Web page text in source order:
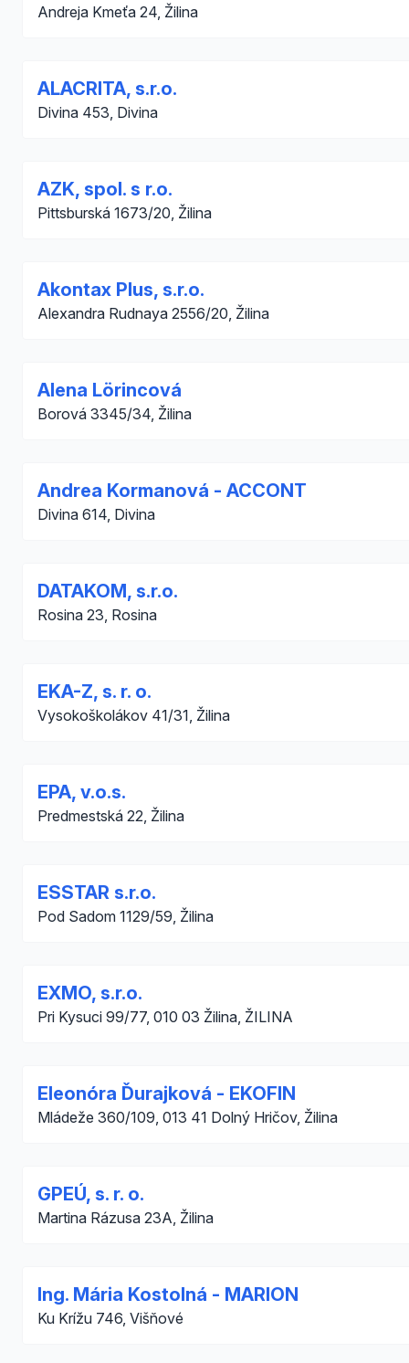
Andreja Kmeťa 24, Žilina
ALACRITA, s.r.o.
Divina 453, Divina
AZK, spol. s r.o.
Pittsburská 1673/20, Žilina
Akontax Plus, s.r.o.
Alexandra Rudnaya 2556/20, Žilina
Alena Lörincová
Borová 3345/34, Žilina
Andrea Kormanová - ACCONT
Divina 614, Divina
DATAKOM, s.r.o.
Rosina 23, Rosina
EKA-Z, s. r. o.
Vysokoškolákov 41/31, Žilina
EPA, v.o.s.
Predmestská 22, Žilina
ESSTAR s.r.o.
Pod Sadom 1129/59, Žilina
EXMO, s.r.o.
Pri Kysuci 99/77, 010 03 Žilina, ŽILINA
Eleonóra Ďurajková - EKOFIN
Mládeže 360/109, 013 41 Dolný Hričov, Žilina
GPEÚ, s. r. o.
Martina Rázusa 23A, Žilina
Ing. Mária Kostolná - MARION
Ku Krížu 746, Višňové